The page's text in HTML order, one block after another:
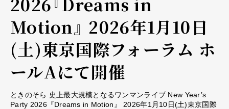
Motion』 2026年1月10日
(土)東京国際フォーラム ホ
ールAにて開催
ときのそら 史上最大規模となるワンマンライブ New Year’s
Party 2026『Dreams in Motion』 2026年1月10日(土)東京国際